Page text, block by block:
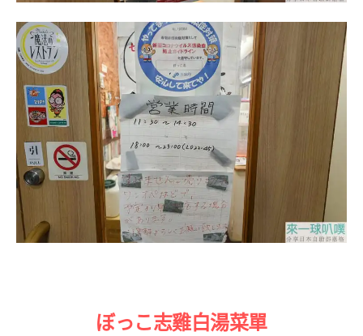
ぼっこ志雞白湯菜單